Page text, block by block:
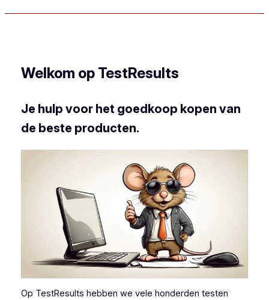
Welkom op TestResults
Je hulp voor het goedkoop kopen van
de beste producten.
Op TestResults hebben we vele honderden testen